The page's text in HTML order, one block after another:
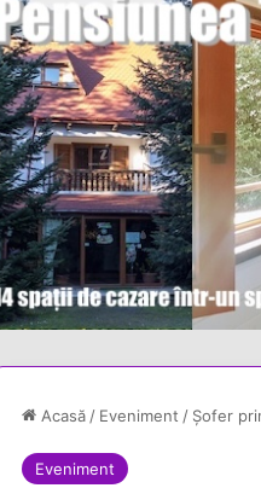
Acasă/ Eveniment / Șofer
Eveniment